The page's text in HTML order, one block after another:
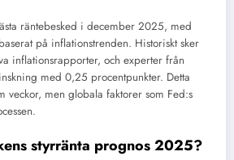
räntebesked i december 2025, med
på inflationstrenden. Historiskt sker
inflationsrapporter, och experter från
med 0,25 procentpunkter. Detta
veckor, men globala faktorer som Fed:s
styrränta prognos 2025?